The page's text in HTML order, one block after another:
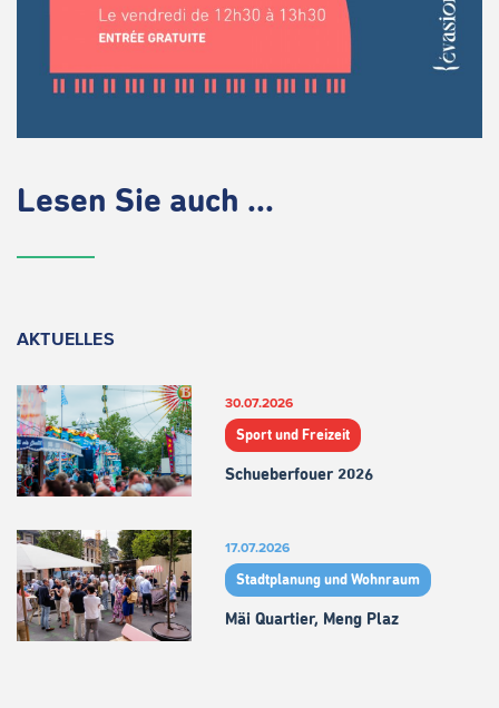
Lesen Sie auch ...
AKTUELLES
30.07.2026
Sport und Freizeit
Schueberfouer 2026
17.07.2026
Stadtplanung und Wohnraum
Mäi Quartier, Meng Plaz